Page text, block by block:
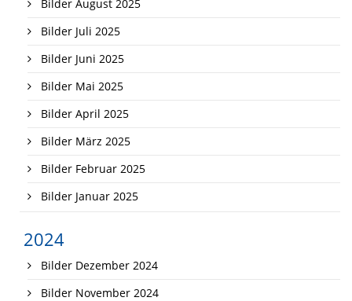
Bilder August 2025
Bilder Juli 2025
Bilder Juni 2025
Bilder Mai 2025
Bilder April 2025
Bilder März 2025
Bilder Februar 2025
Bilder Januar 2025
2024
Bilder Dezember 2024
Bilder November 2024